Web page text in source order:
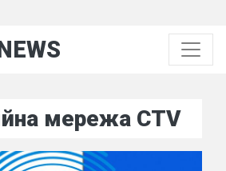
мережа CTV